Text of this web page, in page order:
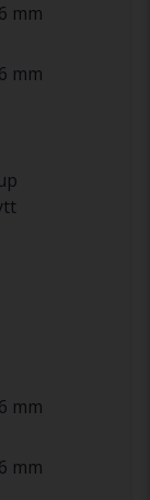
6 mm
6 mm
6 mm
6 mm